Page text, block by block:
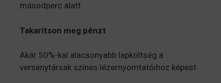
másodperc alatt
Takarítson meg pénzt
Akár 50%-kal alacsonyabb lapköltség a
versenytársak színes lézernyomtatóihoz képest